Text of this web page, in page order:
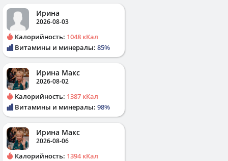
Ирина
2026-08-03
Калорийность: 1048 кКал
Витамины и минералы: 85%
Ирина Макс
2026-08-02
Калорийность: 1387 кКал
Витамины и минералы: 98%
Ирина Макс
2026-08-06
Калорийность: 1394 кКал